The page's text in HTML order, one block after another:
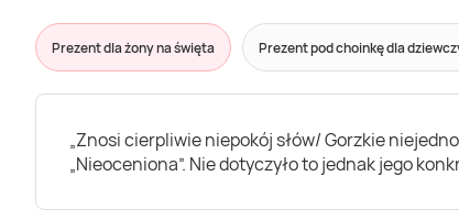
Prezent dla żony na święta Prezent pod choinkę dla
„Znosi cierpliwie niepokój słów/ Gorzkie
„Nieoceniona”. Nie dotyczyło to jednak jego